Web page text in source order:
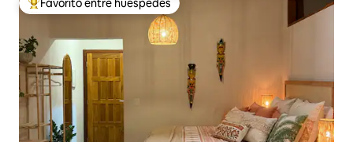
Favorito entre huéspedes preferido
Favorito entre huéspedes